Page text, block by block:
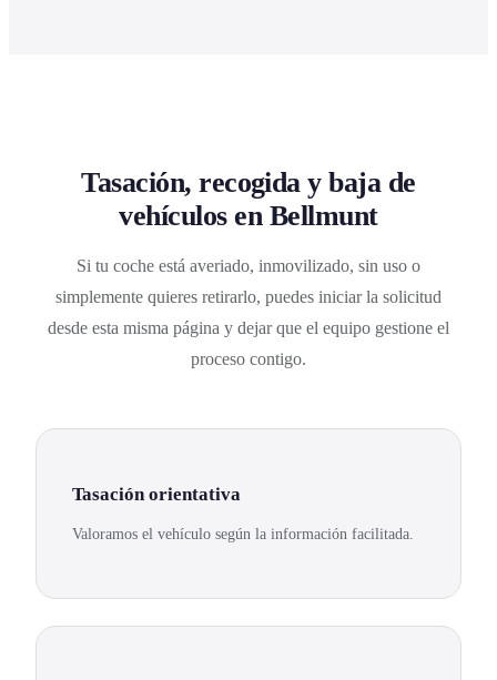
Tasación, recogida y baja de
vehículos en Bellmunt
Si tu coche está averiado, inmovilizado, sin uso o
simplemente quieres retirarlo, puedes iniciar la solicitud
desde esta misma página y dejar que el equipo gestione el
proceso contigo.
Tasación orientativa
Valoramos el vehículo según la información facilitada.